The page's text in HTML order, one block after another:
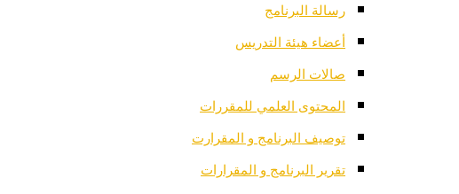
رسالة البرنامج
أعضاء هيئة التدريس
صالات الرسم
المحتوى العلمي للمقررات
توصيف البرنامج و المقرارت
تقرير البرنامج و المقرارات